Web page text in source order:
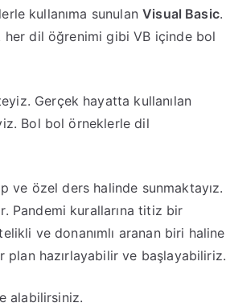
kullanıma sunulanVisual Basic.
her dil öğrenimi gibi VB içinde bol
Gerçek hayatta kullanılan
Bol bol örneklerle dil
ve özel ders halinde sunmaktayız.
Pandemi kurallarına titiz bir
ve donanımlı aranan biri haline
hazırlayabilir ve başlayabiliriz.
alabilirsiniz.